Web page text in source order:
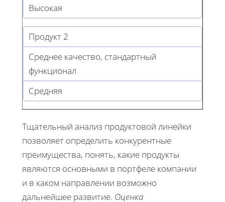
Высокая
Продукт 2
Среднее качество, стандартный
функционал
Средняя
Тщательный анализ продуктовой линейки
позволяет определить конкурентные
преимущества, понять, какие продукты
являются основными в портфеле компании
и в каком направлении возможно
дальнейшее развитие. Оценка